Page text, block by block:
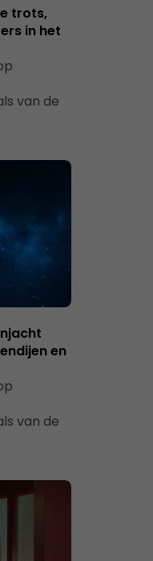
trots,
in het
van de
en
van de